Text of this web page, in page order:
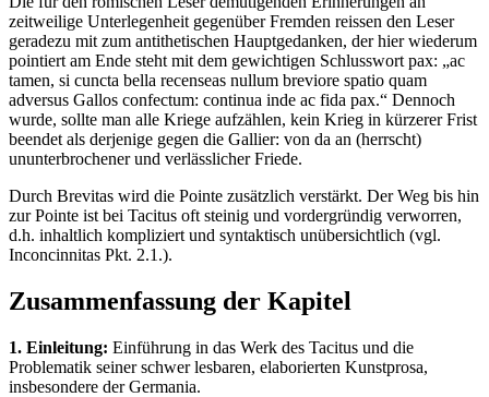
zeitweilige Unterlegenheit gegenüber Fremden reissen den Leser
geradezu mit zum antithetischen Hauptgedanken, der hier wiederum
pointiert am Ende steht mit dem gewichtigen Schlusswort pax: „ac
tamen, si cuncta bella recenseas nullum breviore spatio quam
adversus Gallos confectum: continua inde ac fida pax.“ Dennoch
wurde, sollte man alle Kriege aufzählen, kein Krieg in kürzerer Frist
beendet als derjenige gegen die Gallier: von da an (herrscht)
ununterbrochener und verlässlicher Friede.
Durch Brevitas wird die Pointe zusätzlich verstärkt. Der Weg bis hin
zur Pointe ist bei Tacitus oft steinig und vordergründig verworren,
d.h. inhaltlich kompliziert und syntaktisch unübersichtlich (vgl.
Inconcinnitas Pkt. 2.1.).
Zusammenfassung der Kapitel
1. Einleitung: Einführung in das Werk des Tacitus und die
Problematik seiner schwer lesbaren, elaborierten Kunstprosa,
insbesondere der Germania.